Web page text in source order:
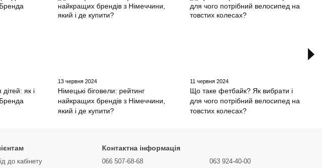
як і
13 червня 2024
Німецькі біговели: рейтинг
найкращих брендів з Німеччини,
який і де купити?
11 червня 2024
Що таке фетбайк? Як вибрати і
для чого потрібний велосипед на
товстих колесах?
до кабінету
Контактна інформація
066 507-68-68 063 924-40-00